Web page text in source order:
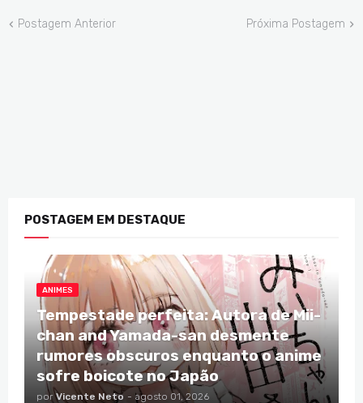
Postagem Anterior Próxima Postagem
POSTAGEM EM DESTAQUE
ANIMES
Tempestade perfeita: Autora de Mii-
chan and Yamada-san desmente
rumores obscuros enquanto o anime
sofre boicote no Japão
por Vicente Neto - agosto 01, 2026